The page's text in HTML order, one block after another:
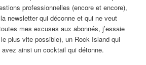
professionnelles (encore et encore),
newsletter qui déconne et qui ne veut
mes excuses aux abonnés, j’essaie
plus vite possible), un Rock Island qui
ainsi un cocktail qui détonne.